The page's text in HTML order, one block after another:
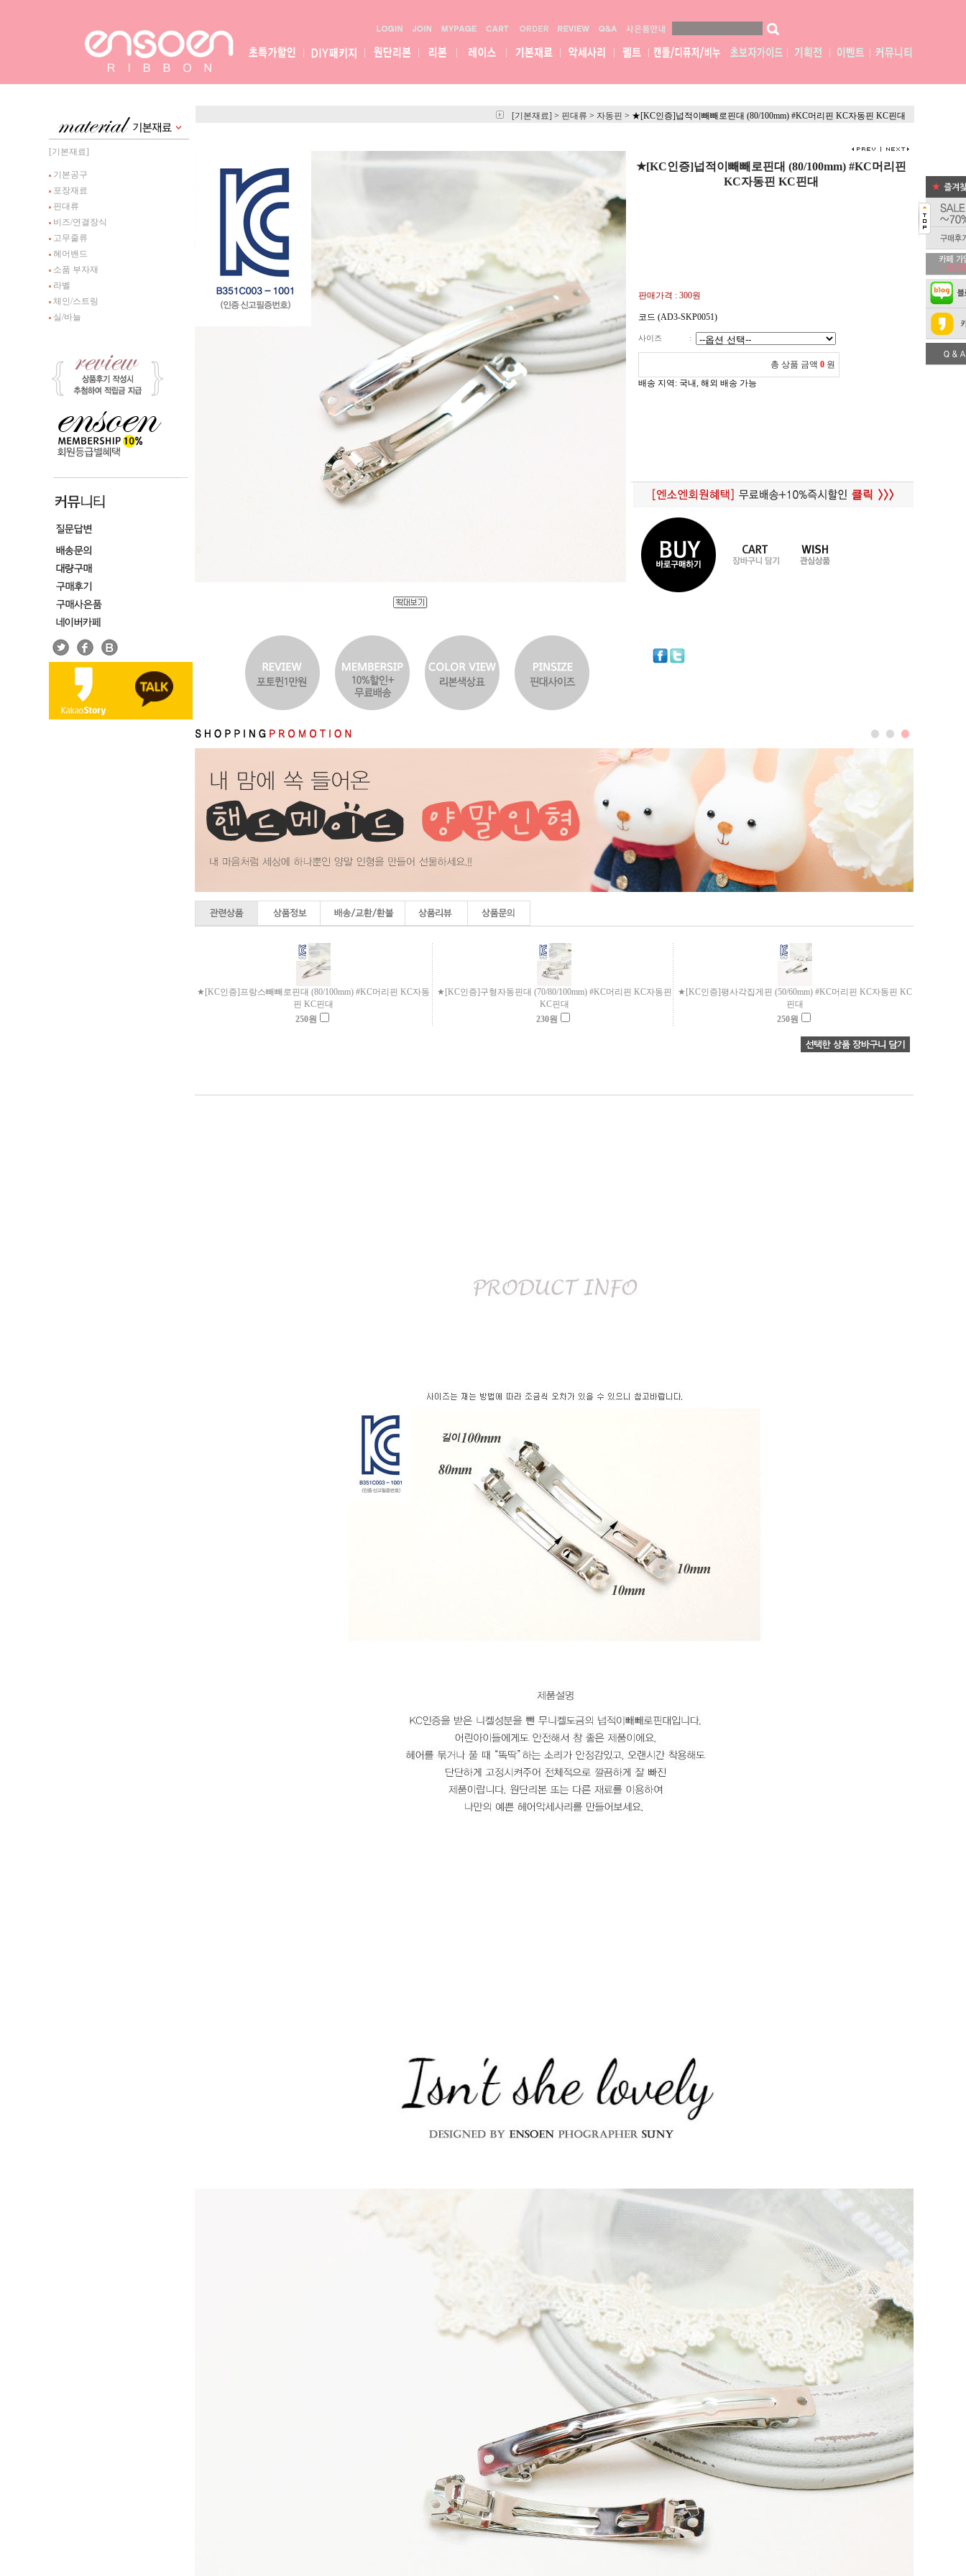
[기본재료]
기본공구
포장재료
핀대류
비즈/연결장식
고무줄류
헤어밴드
소품 부자재
라벨
체인/스트링
실/바늘
[기본재료] > 핀대류 > 자동핀 > ★[KC인증]넙적이빼빼로핀대 (80/100mm) #KC머리핀 KC자동핀 KC핀대
★[KC인증]넙적이빼빼로핀대 (80/100mm) #KC머리핀
KC자동핀 KC핀대
판매가격 : 300원
코드 (AD3-SKP0051)
사이즈 :
총 상품 금액 0 원
배송 지역 : 국내, 해외 배송 가능
★[KC인증]프랑스빼빼로핀대 (80/100mm) #KC머리핀 KC자동
핀 KC핀대
★[KC인증]구형자동핀대 (70/80/100mm) #KC머리핀 KC자동핀
KC핀대
★[KC인증]평사각집게핀 (50/60mm) #KC머리핀 KC자동핀 KC
핀대
250원 230원 250원